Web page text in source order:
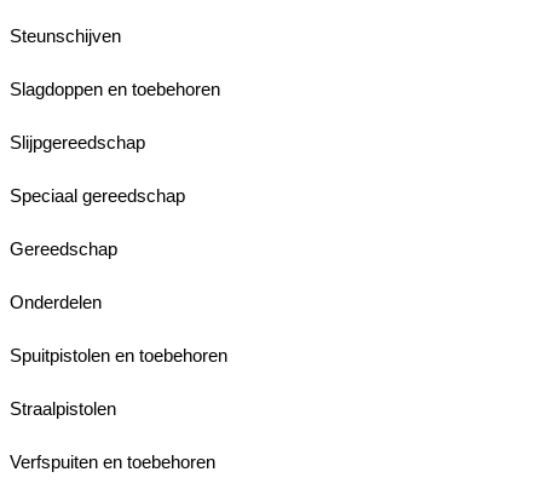
Steunschijven
Slagdoppen en toebehoren
Slijpgereedschap
Speciaal gereedschap
Gereedschap
Onderdelen
Spuitpistolen en toebehoren
Straalpistolen
Verfspuiten en toebehoren